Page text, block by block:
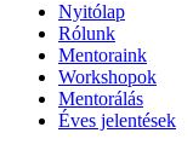
Nyitólap
Rólunk
Mentoraink
Workshopok
Mentorálás
Éves jelentések